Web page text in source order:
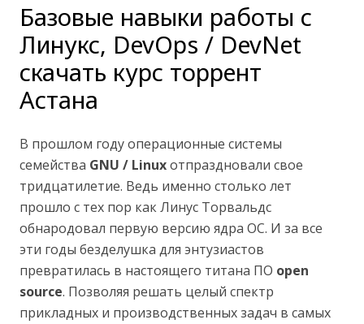
Базовые навыки работы с
Линукс, DevOps / DevNet
скачать курс торрент
Астана
В прошлом году операционные системы
семейства GNU / Linuxотпраздновали свое
тридцатилетие. Ведь именно столько лет
прошло с тех пор как Линус Торвальдс
обнародовал первую версию ядра ОС. И за все
эти годы безделушка для энтузиастов
превратилась в настоящего титана ПО open
source. Позволяя решать целый спектр
прикладных и производственных задач в самых